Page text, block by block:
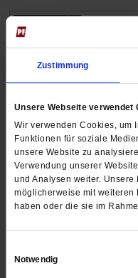
Zustimmung
Unsere Webseite verwendet
Wir verwenden Cookies, um
Funktionen für soziale
unsere Website zu
Verwendung unserer
und Analysen weiter.
möglicherweise mit
haben oder die sie im
Notwendig
Männergewalt
Es braucht schärfere
mehr Frauenhäuser,